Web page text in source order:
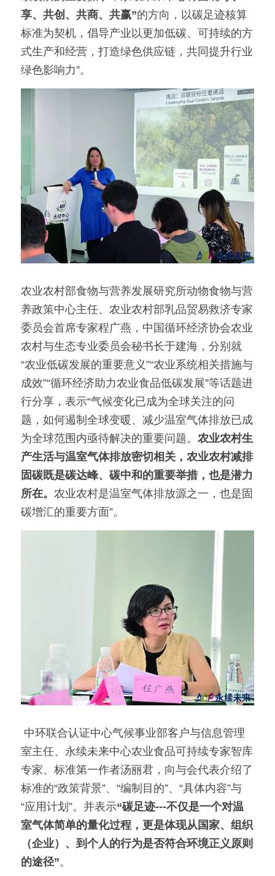
享、共创、共商、共赢”的方向，以碳足迹核算
标准为契机，倡导产业以更加低碳、可持续的方
式生产和经营，打造绿色供应链，共同提升行业
绿色影响力”。
农业农村部食物与营养发展研究所动物食物与营
养政策中心主任、农业农村部乳品贸易救济专家
委员会首席专家程广燕，中国循环经济协会农业
农村与生态专业委员会秘书长于建海，分别就
“农业低碳发展的重要意义”“农业系统相关措施与
成效”“循环经济助力农业食品低碳发展”等话题进
行分享，表示“气候变化已成为全球关注的问
题，如何遏制全球变暖、减少温室气体排放已成
为全球范围内亟待解决的重要问题。 农业农村生
产生活与温室气体排放密切相关，农业农村减排
固碳既是碳达峰、碳中和的重要举措，也是潜力
所在。 农业农村是温室气体排放源之一，也是固
碳增汇的重要方面”。
室主任、永续未来中心农业食品可持续专家智库
专家、标准第一作者汤丽君，向与会代表介绍了
标准的“政策背景”、“编制目的”、“具体内容”与
“应用计划”。并表示“碳足迹---不仅是一个对温
室气体简单的量化过程，更是体现从国家、组织
（企业）、到个人的行为是否符合环境正义原则
的途径”。